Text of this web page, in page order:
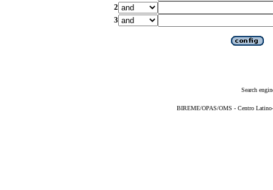
2
3
Search
BIREME/OPAS/OMS - Centro Latino-